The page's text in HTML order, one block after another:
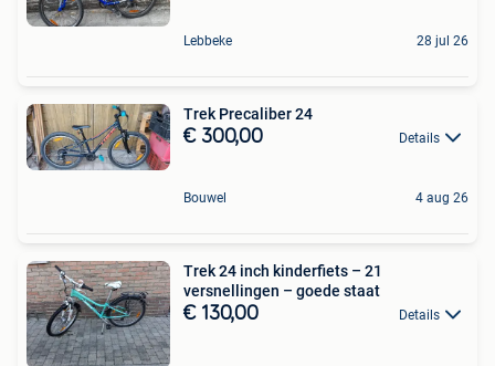
Lebbeke 28 jul 26
Trek Precaliber 24
€ 300,00 Details
Bouwel 4 aug 26
Trek 24 inch kinderfiets – 21
versnellingen – goede staat
€ 130,00 Details